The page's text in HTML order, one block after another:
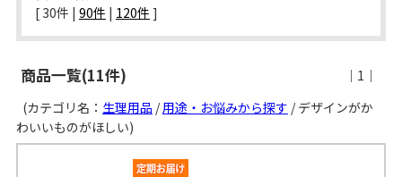
[ 30件 | 90件 | 120件 ]
商品一覧(11件)
｜1｜
(カテゴリ名： 生理用品 /用途・お悩みから探す / デザインがか
わいいものがほしい)